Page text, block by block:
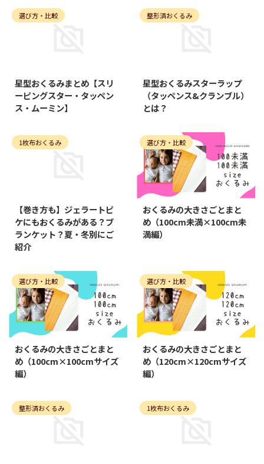
選び方・比較
星型おくるみまとめ【スリ
ーピングスター・タッペン
ス・ムーミン】
整形済おくるみ
星型おくるみスターラップ
（タッペンス&クランブル）
とは？
1枚布おくるみ
【巻き方も】ジェラートピ
ケにもおくるみがある？ブ
ランケット？夏・冬別にご
紹介
選び方・比較
2021/4/30
おくるみの大きさごとまと
め（100cm未満×100cm未
満編）
選び方・比較
2021/4/30
おくるみの大きさごとまと
め（100cm×100cmサイズ
編）
選び方・比較
2021/4/30
おくるみの大きさごとまと
め（120cm×120cmサイズ
編）
整形済おくるみ 1枚布おくるみ